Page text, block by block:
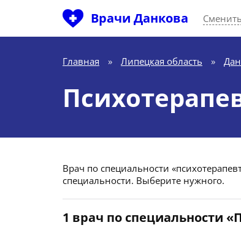
Врачи Данкова
Главная » Липецкая область »
Врач по специальности
специальности. Выберите нужного.
1 врач по специальности